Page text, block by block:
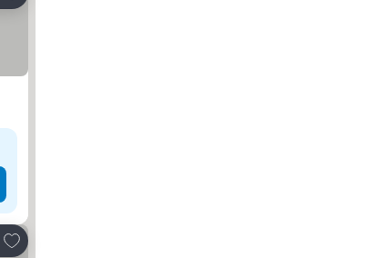
Legg til i favoritter